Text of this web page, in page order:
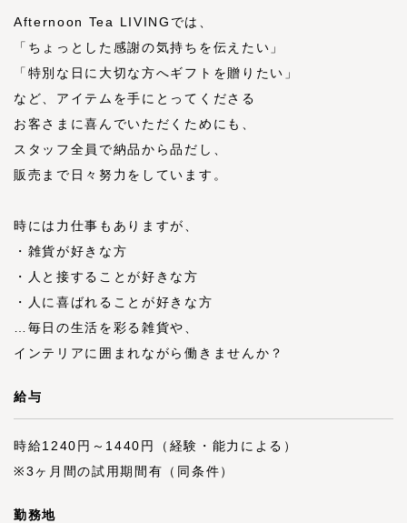
Afternoon Tea LIVINGでは、
「ちょっとした感謝の気持ちを伝えたい」
「特別な日に大切な方へギフトを贈りたい」
など、アイテムを手にとってくださる
お客さまに喜んでいただくためにも、
スタッフ全員で納品から品だし、
販売まで日々努力をしています。
時には力仕事もありますが、
・雑貨が好きな方
・人と接することが好きな方
・人に喜ばれることが好きな方
…毎日の生活を彩る雑貨や、
インテリアに囲まれながら働きませんか？
給与
時給1240円～1440円（経験・能力による）
※3ヶ月間の試用期間有（同条件）
勤務地